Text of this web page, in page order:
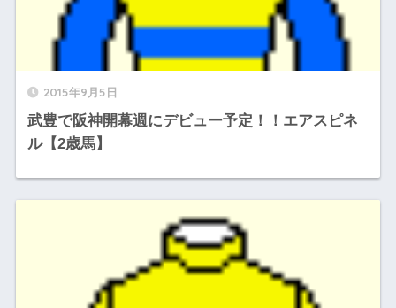
2015年9月5日
武豊で阪神開幕週にデビュー予定！！エアスピネ
ル【2歳馬】